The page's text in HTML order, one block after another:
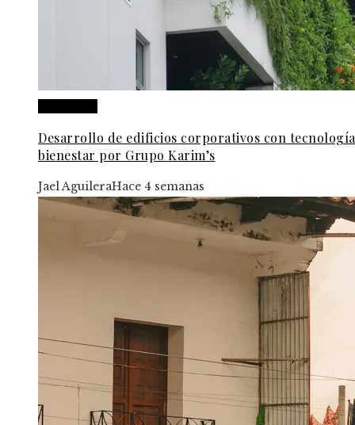
Desarrollo de edificios corporativos con
bienestar por Grupo Karim’s
Jael AguileraHace 4 semanas